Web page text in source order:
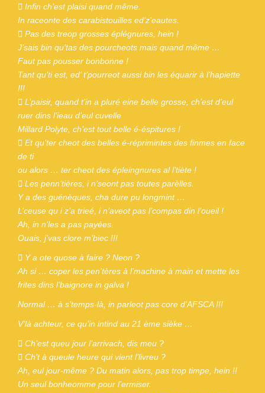
 Infin ch’est plaisi quand même.
In raceonte des carabistouilles ed’z’eautes.
 Pas des treop grosses éplégnures, hein !
J’sais bin qu’tas des pourcheots mais quand même …
Faut pas pousser bonbonne !
Tant qu’ti est, ed’ t’pourreot aussi bin les équarir à l’hapiette
!!!
 L’paisir, quand t’in a pluré eine belle grosse, ch’est d’eul
ruer dins l’ieau d’eul cuvelle
Millard Polyte, ch’est tout belle é-éspitures !
 Et qu’ter cheot des belles é-réprimintes des finmes en face
de ti
ou alors … ter cheot des épleingnures al l’tiète !
 Les penn’tières, i n’seont pas toutes parèlles.
Y a des guénèques, cha dure pu longmint …
L’ceuse qu i z’a trieé, i n’aveot pas l’compas din l’oueil !
Ah, in n’les a pas payées.
Ouais, j’vas clore m’biec !!!
 Y a ote quose à faire ? Neon ?
Ah si … coper les pen’tères à l’machine à main et mette les
frites dins l’baignore in galva !
Normal … à s’temps-là, in parleot pas core d’AFSCA !!!
V’là achteur, ce qu’in intind au 21 ème sièke …
 Ch’est queu jour l’arrivach, dis meu ?
 Ch’t à queule heure qui vient l’livreu ?
Ah, eul jour-même ? Du matin alors, pas trop timpe, hein !!
Un seul bonheomme pour l’ermiser.